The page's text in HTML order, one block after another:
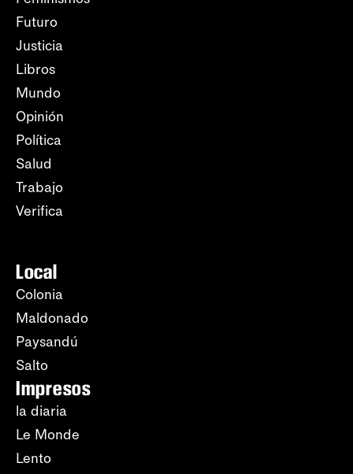
Futuro
Justicia
Libros
Mundo
Opinión
Política
Salud
Trabajo
Verifica
Local
Colonia
Maldonado
Paysandú
Salto
Impresos
la diaria
Le Monde
Lento